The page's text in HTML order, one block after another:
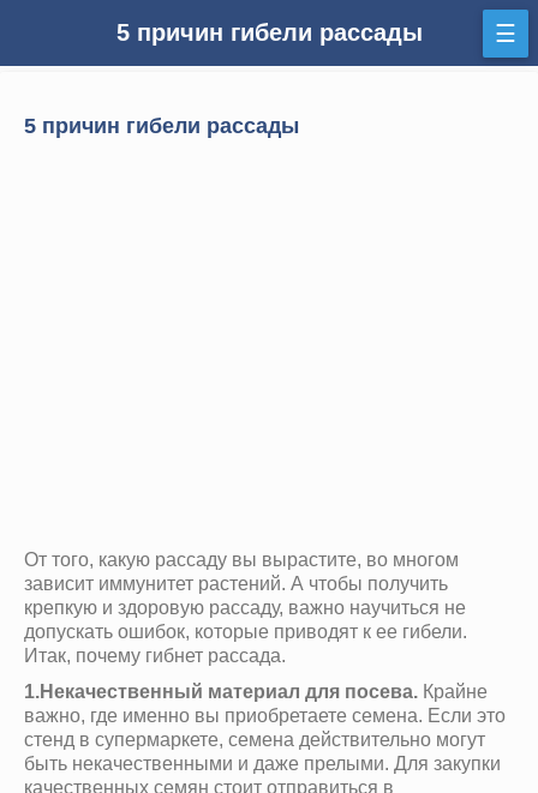
5 причин гибели рассады ☰
5 причин гибели рассады
От того, какую рассаду вы вырастите, во многом
зависит иммунитет растений. А чтобы получить
крепкую и здоровую рассаду, важно научиться не
допускать ошибок, которые приводят к ее гибели.
Итак, почему гибнет рассада.
1.Некачественный материал для посева. Крайне
важно, где именно вы приобретаете семена. Если это
стенд в супермаркете, семена действительно могут
быть некачественными и даже прелыми. Для закупки
качественных семян стоит отправиться в